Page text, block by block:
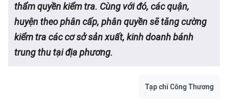
thẩm quyền kiểm tra. Cùng với đó, các quận,
huyện theo phân cấp, phân quyền sẽ tăng cường
kiểm tra các cơ sở sản xuất, kinh doanh bánh
trung thu tại địa phương.
Tạp chí Công Thương